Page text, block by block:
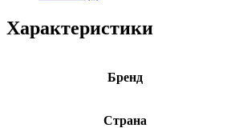
Характеристики
Бренд
Страна